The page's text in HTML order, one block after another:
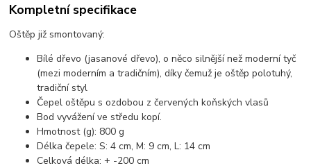
Kompletní specifikace
Oštěp již smontovaný:
Bílé dřevo (jasanové dřevo), o něco silnější než moderní tyč
(mezi moderním a tradičním), díky čemuž je oštěp polotuhý,
tradiční styl
Čepel oštěpu s ozdobou z červených koňských vlasů
Bod vyvážení ve středu kopí.
Hmotnost (g): 800 g
Délka čepele: S: 4 cm, M: 9 cm, L: 14 cm
Celková délka: + -200 cm